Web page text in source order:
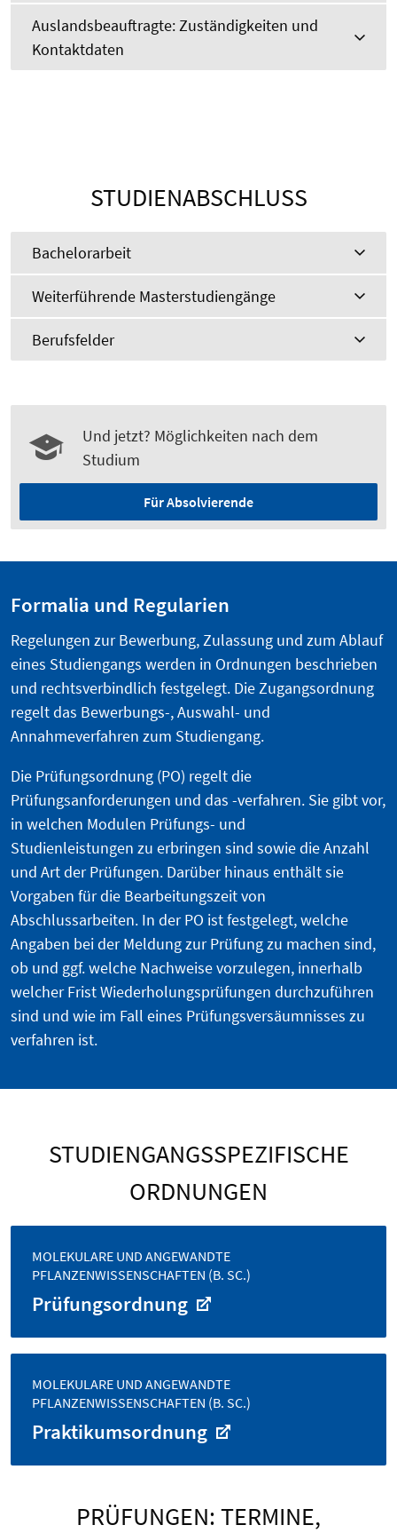
Auslandsbeauftragte: Zuständigkeiten und
Kontaktdaten
STUDIENABSCHLUSS
Bachelorarbeit
Weiterführende Masterstudiengänge
Berufsfelder
Und jetzt? Möglichkeiten nach dem
Studium
Für Absolvierende
Formalia und Regularien
Regelungen zur Bewerbung, Zulassung und zum Ablauf
eines Studiengangs werden in Ordnungen beschrieben
und rechtsverbindlich festgelegt. Die Zugangsordnung
regelt das Bewerbungs-, Auswahl- und
Annahmeverfahren zum Studiengang.
Die Prüfungsordnung (PO) regelt die
Prüfungsanforderungen und das -verfahren. Sie gibt vor,
in welchen Modulen Prüfungs- und
Studienleistungen zu erbringen sind sowie die Anzahl
und Art der Prüfungen. Darüber hinaus enthält sie
Vorgaben für die Bearbeitungszeit von
Abschlussarbeiten. In der PO ist festgelegt, welche
Angaben bei der Meldung zur Prüfung zu machen sind,
ob und ggf. welche Nachweise vorzulegen, innerhalb
welcher Frist Wiederholungsprüfungen durchzuführen
sind und wie im Fall eines Prüfungsversäumnisses zu
verfahren ist.
STUDIENGANGSSPEZIFISCHE
ORDNUNGEN
MOLEKULARE UND ANGEWANDTE
PFLANZENWISSENSCHAFTEN (B. SC.)
Prüfungsordnung
MOLEKULARE UND ANGEWANDTE
PFLANZENWISSENSCHAFTEN (B. SC.)
Praktikumsordnung
PRÜFUNGEN: TERMINE,